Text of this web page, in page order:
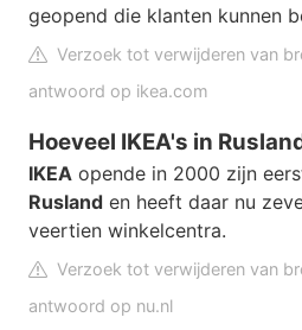
geopend die klanten kunnen
Verzoek tot verwijderen van
antwoord op ikea.com
Hoeveel IKEA's in
IKEA opende in 2000 zijn
Rusland en heeft daar nu
veertien winkelcentra.
Verzoek tot verwijderen van
antwoord op nu.nl